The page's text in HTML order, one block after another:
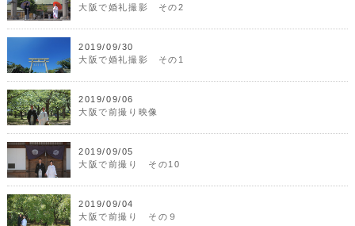
大阪で婚礼撮影 その2
2019/09/30
大阪で婚礼撮影 その1
2019/09/06
大阪で前撮り映像
2019/09/05
大阪で前撮り その10
2019/09/04
大阪で前撮り その９